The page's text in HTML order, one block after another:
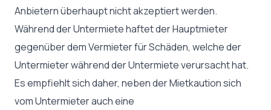
Anbietern überhaupt nicht akzeptiert werden.
Während der Untermiete haftet der Hauptmieter
gegenüber dem Vermieter für Schäden, welche der
Untermieter während der Untermiete verursacht hat.
Es empfiehlt sich daher, neben der Mietkaution sich
vom Untermieter auch eine